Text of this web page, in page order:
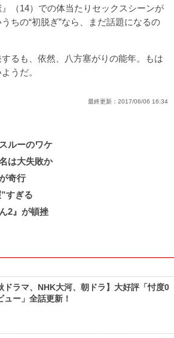
（14）での体当たりセックスシーンが
ちの“初脱ぎ”なら、まだ話題になるの
するも、依然、八方塞がりの能年。もは
うだ。
最終更新： 2017/06/06 16:34
ルーのワケ
は大失敗か
奇行
すぎる
2』が頓挫
ドラマ、NHK大河、朝ドラ】大好評「忖度0
ュー」全話更新！